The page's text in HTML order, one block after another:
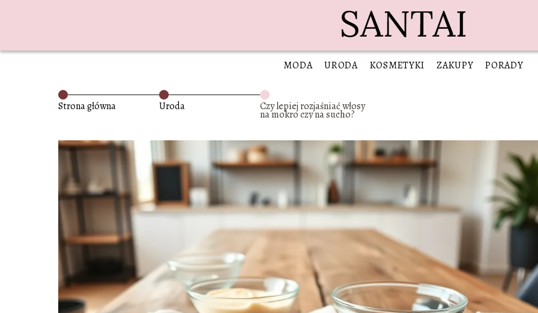
MODA URODA KOSMETYKI ZAKUPY PORADY
Strona główna Uroda Czy lepiej rozjaśniać włosy
na mokro czy na sucho?